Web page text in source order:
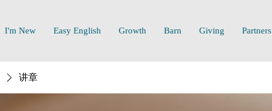
I'm New Easy English Growth Barn Giving Partners
讲章